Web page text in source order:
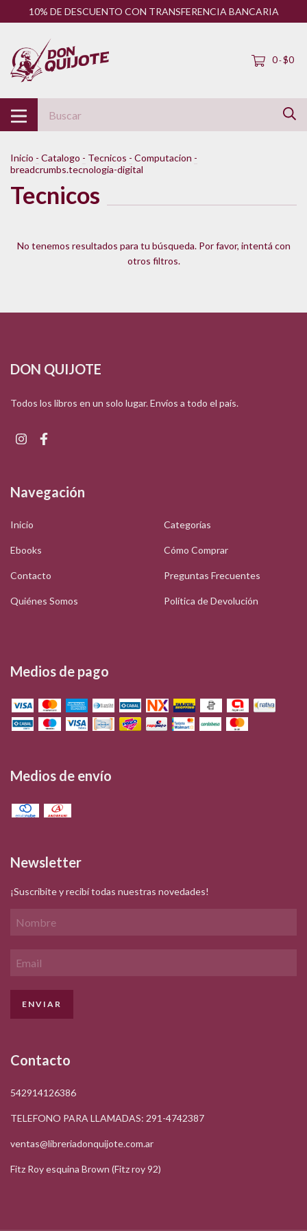
10% DE DESCUENTO CON TRANSFERENCIA BANCARIA
0-$0
Inicio - Catalogo - Tecnicos - Computacion -
breadcrumbs.tecnologia-digital
Tecnicos
No tenemos resultados para tu búsqueda. Por favor, intentá con
otros filtros.
DON QUIJOTE
Todos los libros en un solo lugar. Envíos a todo el país.
Navegación
Inicio Categorías
Ebooks Cómo Comprar
Contacto Preguntas Frecuentes
Quiénes Somos Política de Devolución
Medios de pago
Medios de envío
Newsletter
¡Suscribite y recibí todas nuestras novedades!
Contacto
542914126386
TELEFONO PARA LLAMADAS: 291-4742387
ventas@libreriadonquijote.com.ar
Fitz Roy esquina Brown (Fitz roy 92)